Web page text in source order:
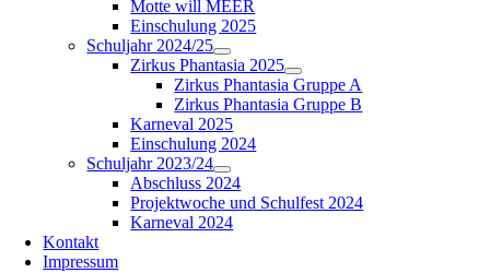
Motte will MEER
Einschulung 2025
Schuljahr 2024/25
Zirkus Phantasia 2025
Zirkus Phantasia Gruppe A
Zirkus Phantasia Gruppe B
Karneval 2025
Einschulung 2024
Schuljahr 2023/24
Abschluss 2024
Projektwoche und Schulfest 2024
Karneval 2024
Kontakt
Impressum